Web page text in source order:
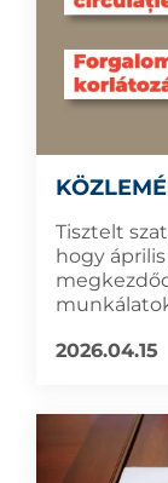
Tisztelt
hogy
2026.04.15